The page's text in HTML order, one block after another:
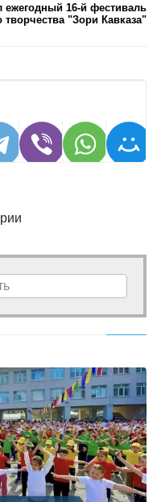
ежегодный 16-й фестиваль
творчества "Зори Кавказа"